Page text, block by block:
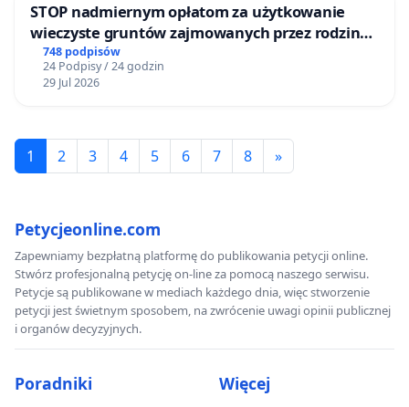
STOP nadmiernym opłatom za użytkowanie
wieczyste gruntów zajmowanych przez rodzinne
ogrody działkowe.
748 podpisów
24 Podpisy / 24 godzin
29 Jul 2026
1 2 3 4 5 6 7 8 »
Petycjeonline.com
Zapewniamy bezpłatną platformę do publikowania petycji online.
Stwórz profesjonalną petycję on-line za pomocą naszego serwisu.
Petycje są publikowane w mediach każdego dnia, więc stworzenie
petycji jest świetnym sposobem, na zwrócenie uwagi opinii publicznej
i organów decyzyjnych.
Poradniki Więcej